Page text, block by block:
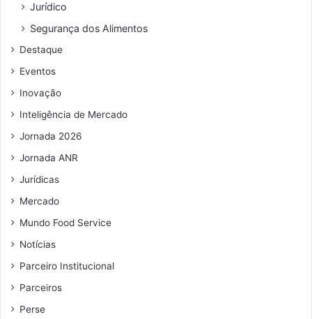
e
e
a
i
Jurídico
Segurança dos Alimentos
Destaque
Eventos
Inovação
Inteligência de Mercado
Jornada 2026
Jornada ANR
Jurídicas
Mercado
Mundo Food Service
Notícias
Parceiro Institucional
Parceiros
Perse